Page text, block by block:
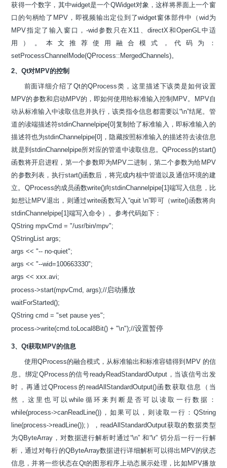
获得一个数字，其中widget是一个QWidget对象，这样将界面上一个窗
口的句柄给了MPV，即视频输出定位到了widget窗体部件中（wid为
MPV指定了输入窗口，-wid参数只在X11、directX和OpenGL中适
用）。本文推荐使用融合模式，代码为：
setProcessChannelMode(QProcess::MergedChannels)。
2、Qt对MPV的控制
前面详细介绍了Qt的QProcess类，这里描述下该类是如何设置
MPV的参数和启动MPV的，即如何使用给标准输入控制MPV。MPV自
动从标准输入中读取信息并执行，该类指令信息都需要以“\n”结尾。管
道的读端描述符stdinChannelpipe[0]复制给了标准输入，即标准输入的
描述符也为stdinChannelpipe[0]，隐藏按照标准输入的描述符去读信息
就是到stdinChannelpipe所对应的管道中读取信息。QProcess的start()
函数将开启进程，第一个参数即为MPV二进制，第二个参数为给MPV
的参数列表，执行start()函数后，将完成内核中管道以及通信环境的建
立。QProcess的成员函数write()向stdinChannelpipe[1]端写入信息，比
如想让MPV退出，则通过write函数写入“quit \n”即可（write()函数将向
stdinChannelpipe[1]端写入命令）。参考代码如下：
QString mpvCmd = "/usr/bin/mpv";
QStringList args;
args << "-- no-quiet";
args << "--wid=100663330";
args << xxx.avi;
process->start(mpvCmd, args);//启动播放
waitForStarted();
QString cmd = "set pause yes";
process->write(cmd.toLocal8Bit() + "\n");//设置暂停
3、Qt获取MPV的信息
使用QProcess的融合模式，从标准输出和标准容错得到MPV 的信
息。绑定QProcess的信号readyReadStandardOutput，当该信号出发
时，再通过QProcess的readAllStandardOutput()函数获取信息（当
然，这里也可以while循环来判断是否可以读取一行数据：
while(process->canReadLine())，如果可以，则读取一行：QString
line(process->readLine());），readAllStandardOutput获取的数据类型
为QByteArray，对数据进行解析时通过“\n” 和“\r” 切分后一行一行解
析，通过对每行的QByteArray数据进行详细解析可以得出MPV的状态
信息，并将一些状态在Qt的图形程序上动态展示处理，比如MPV播放